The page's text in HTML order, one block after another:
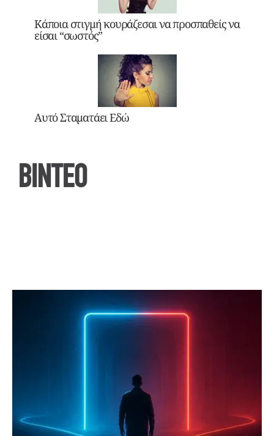
Κάποια στιγμή κουράζεσαι να προσπαθείς να
είσαι “σωστός”
Αυτό Σταματάει Εδώ
ΒΙΝΤΕΟ